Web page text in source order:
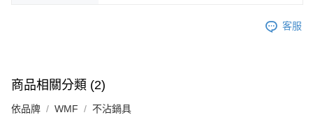
客服
商品相關分類 (2)
依品牌 WMF 不沾鍋具